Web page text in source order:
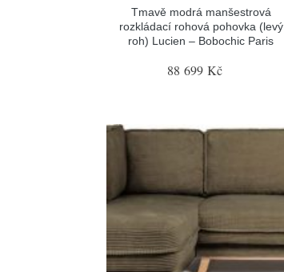
Tmavě modrá manšestrová
rozkládací rohová pohovka (levý
roh) Lucien – Bobochic Paris
88 699 Kč